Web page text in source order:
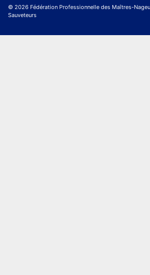
© 2026 Fédération Professionnelle des Maîtres-
Sauveteurs